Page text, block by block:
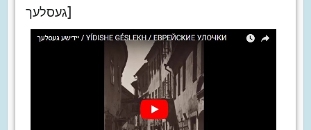
געסלעך]